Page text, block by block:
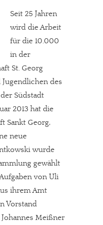
Seit 25 Jahren
wird die Arbeit
für die 10.000
in der
St. Georg
des
Südstadt
2013 hat die
Sankt Georg,
neue
wurde
gewählt
von Uli
ihrem Amt
Vorstand
Meißner